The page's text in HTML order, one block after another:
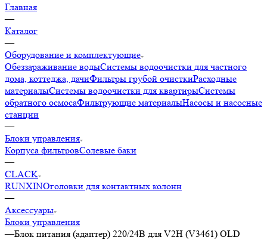
Главная
—
Каталог
—
Оборудование и комплектующие
Обеззараживание водыСистемы водоочистки для частного
дома, коттеджа, дачиФильтры грубой очисткиРасходные
материалыСистемы водоочистки для квартирыСистемы
обратного осмосаФильтрующие материалыНасосы и насосные
станции
—
Блоки управления
Корпуса фильтровСолевые баки
—
CLACK
RUNXINОголовки для контактных колонн
—
Аксессуары
Блоки управления
—Блок питания (адаптер) 220/24В для V2H (V3461) OLD